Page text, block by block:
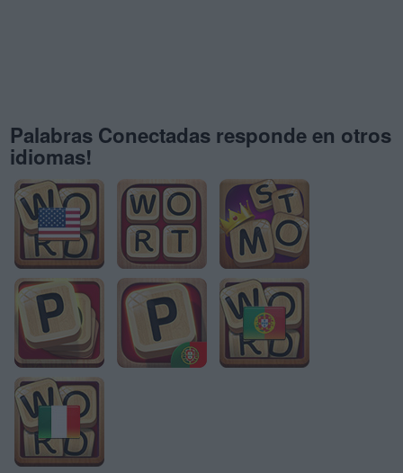
Palabras Conectadas responde en otros
idiomas!